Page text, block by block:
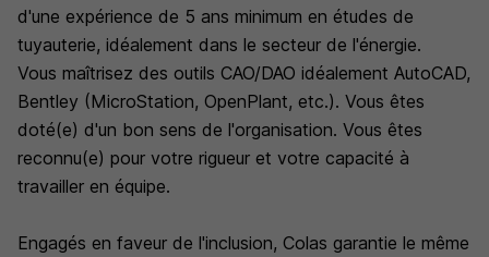
d'une expérience de 5 ans minimum en études de
tuyauterie, idéalement dans le secteur de l'énergie.
Vous maîtrisez des outils CAO/DAO idéalement AutoCAD,
Bentley (MicroStation, OpenPlant, etc.). Vous êtes
doté(e) d'un bon sens de l'organisation. Vous êtes
reconnu(e) pour votre rigueur et votre capacité à
travailler en équipe.
Engagés en faveur de l'inclusion, Colas garantie le même